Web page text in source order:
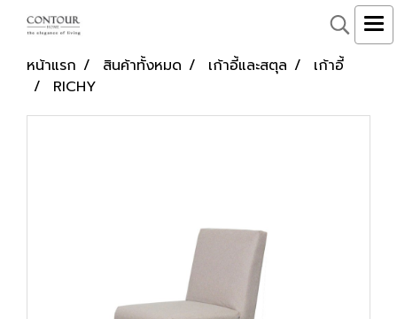
หน้าแรก สินค้าทั้งหมด เก้าอี้และสตุล
เก้าอี้
RICHY